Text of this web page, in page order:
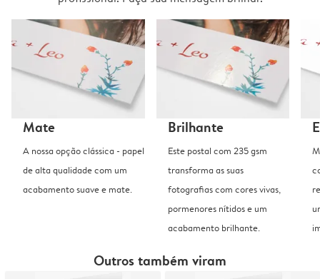
Mate
A nossa opção clássica - papel
de alta qualidade com um
acabamento suave e mate.
Brilhante
Este postal com 235 gsm
transforma as suas
fotografias com cores vivas,
pormenores nítidos e um
acabamento brilhante.
Outros também viram